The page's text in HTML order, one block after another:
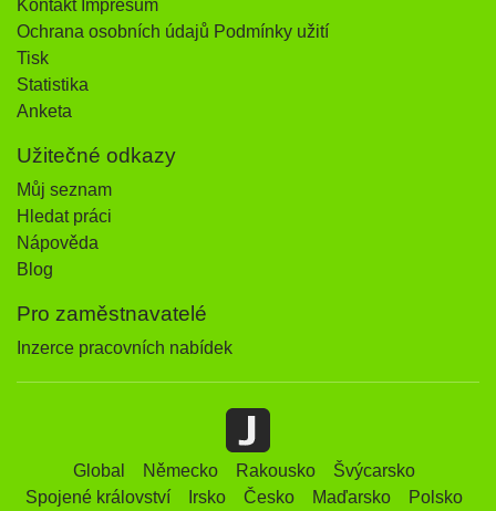
Kontakt Impresum
Ochrana osobních údajů Podmínky užití
Tisk
Statistika
Anketa
Užitečné odkazy
Můj seznam
Hledat práci
Nápověda
Blog
Pro zaměstnavatelé
Inzerce pracovních nabídek
Global Německo Rakousko
Švýcarsko
Spojené království
Irsko Česko Maďarsko Polsko